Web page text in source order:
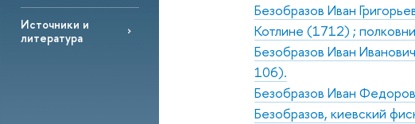
Источники и
литература
Безобразов Иван
Котлине (1712) ;
Безобразов Иван
106).
Безобразов Иван
Безобразов, киевский